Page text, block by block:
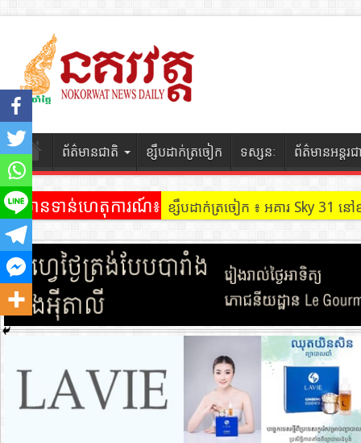
ព័ត៌មានជាតិ ខ្សឹបដាក់ត្រចៀក ទស្សនៈ ព័ត៌មានអន្តរជ
ព័ត៌មានទាន់ហេតុការណ៍៖ ខ្សឹបដាក់ត្រចៀក ៖ អគារ Sky 31